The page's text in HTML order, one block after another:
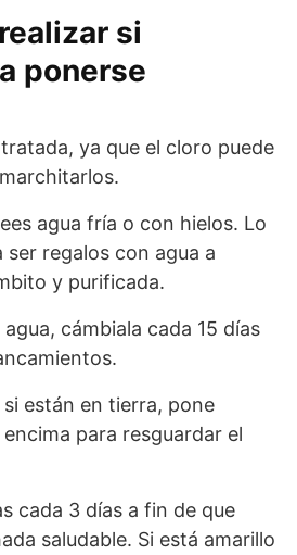
si
ponerse
ya que el cloro puede
agua fría o con hielos. Lo
ser regalos con agua a
y purificada.
cámbiala cada 15 días
están en tierra, pone
para resguardar el
cada 3 días a fin de que
saludable. Si está amarillo